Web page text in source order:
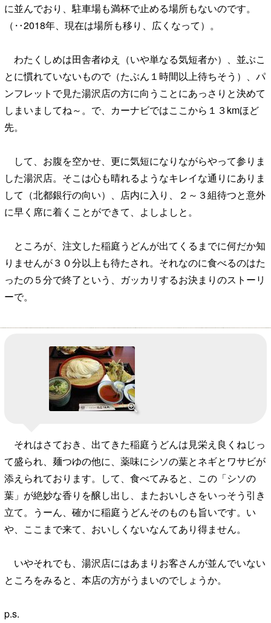
に並んでおり、駐車場も満杯で止める場所もないのです。
（‥2018年、現在は場所も移り、広くなって）。
わたくしめは田舎者ゆえ（いや単なる気短者か）、並ぶこ
とに慣れていないもので（たぶん１時間以上待ちそう）、パ
ンフレットで見た湯沢店の方に向うことにあっさりと決めて
しまいましてね～。で、カーナビではここから１３kmほど
先。
して、お腹を空かせ、更に気短になりながらやって参りま
した湯沢店。そこは心も晴れるようなキレイな通りにありま
して（北都銀行の向い）、店内に入り、２～３組待つと意外
に早く席に着くことができて、よしよしと。
ところが、注文した稲庭うどんが出てくるまでに何だか知
りませんが３０分以上も待たされ。それなのに食べるのはた
ったの５分で終了という、ガッカリするお決まりのストーリ
ーで。
それはさておき、出てきた稲庭うどんは見栄え良くねじっ
て盛られ、麺つゆの他に、薬味にシソの葉とネギとワサビが
添えられております。して、食べてみると、この「シソの
葉」が絶妙な香りを醸し出し、またおいしさをいっそう引き
立て。うーん、確かに稲庭うどんそのものも旨いです。い
や、ここまで来て、おいしくないなんてあり得ません。
いやそれでも、湯沢店にはあまりお客さんが並んでいない
ところをみると、本店の方がうまいのでしょうか。
p.s.